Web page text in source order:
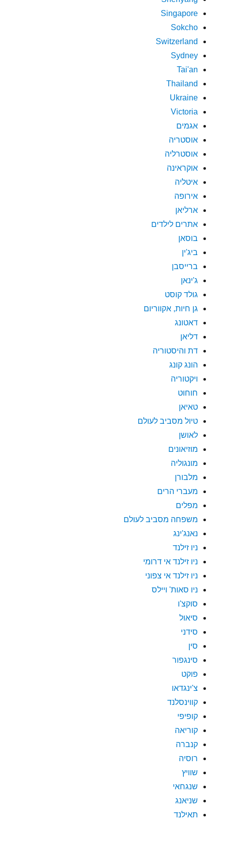
Singapore
Sokcho
Switzerland
Sydney
Tai'an
Thailand
Ukraine
Victoria
אגמים
אוסטריה
אוסטרליה
אוקראינה
איטליה
אירופה
ארליאן
אתרים לילדים
בוסאן
ביג'ין
ברייסבן
ג'ינאן
גולד קוסט
גן חיות, אקווריום
דאטונג
דליאן
דת והיסטוריה
הונג קונג
ויקטוריה
חוחוט
טאיאן
טיול מסביב לעולם
לאושן
מוזיאונים
מונגוליה
מלבורן
מעברי הרים
מפלים
משפחה מסביב לעולם
נאנג'ינג
ניו זילנד
ניו זילנד אי דרומי
ניו זילנד אי צפוני
ניו סאות' ויילס
סוקצ'ו
סיאול
סידני
סין
סינגפור
פוקט
צ'ינגדאו
קווינסלנד
קופיפי
קוריאה
קנברה
רוסיה
שוויץ
שנגחאי
שניאנג
תאילנד